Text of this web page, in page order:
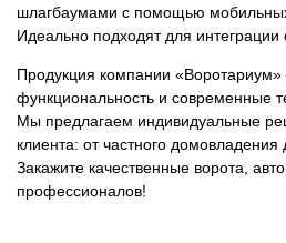
шлагбаумами с помощью
Идеально подходят для
Продукция компании
функциональность и современные
Мы предлагаем индивидуальные
клиента: от частного домовладения
Закажите качественные ворота,
профессионалов!